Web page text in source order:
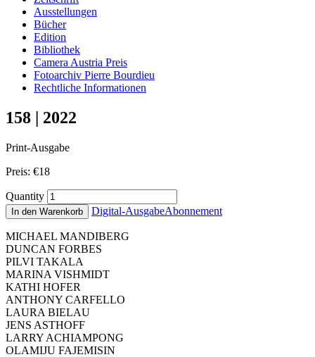
Ausstellungen
Bücher
Edition
Bibliothek
Camera Austria Preis
Fotoarchiv Pierre Bourdieu
Rechtliche Informationen
158 | 2022
Print-Ausgabe
Preis: €18
Quantity
In den Warenkorb Digital-AusgabeAbonnement
MICHAEL MANDIBERG
DUNCAN FORBES
PILVI TAKALA
MARINA VISHMIDT
KATHI HOFER
ANTHONY CARFELLO
LAURA BIELAU
JENS ASTHOFF
LARRY ACHIAMPONG
OLAMIJU FAJEMISIN